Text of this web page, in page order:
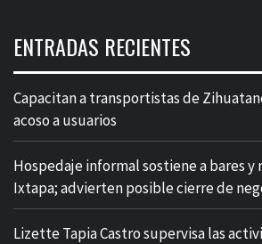
ENTRADAS RECIENTES
Capacitan a transportistas de
acoso a usuarios
Hospedaje informal sostiene a bares
Ixtapa; advierten posible cierre de
Lizette Tapia Castro supervisa las